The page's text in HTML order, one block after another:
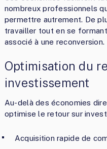
nombreux professionnels
permettre autrement. De
travailler tout en se
associé à une reconversion.
Optimisation du
investissement
Au-delà des économies
optimise le retour sur
Acquisition rapide de